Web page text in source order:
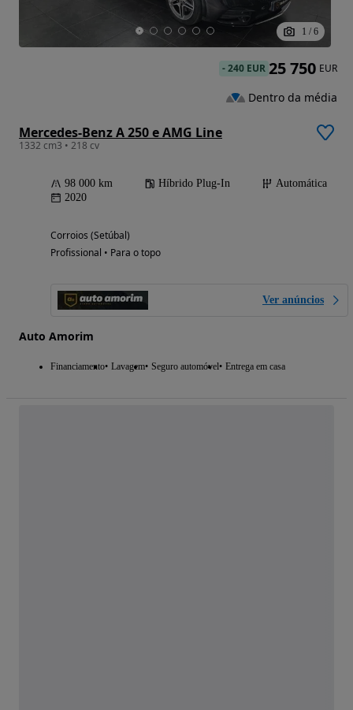
1 / 6
Mercedes-Benz A 250 e AMG Line
1332 cm3 • 218 cv
98 000 km Híbrido Plug-In
Automática
2020
Corroios (Setúbal)
Profissional • Para o topo
Ver anúncios
Auto Amorim
Financiamento Lavagem Seguro automóvel Entrega em casa
-240 EUR 25 750 EUR
Dentro da média